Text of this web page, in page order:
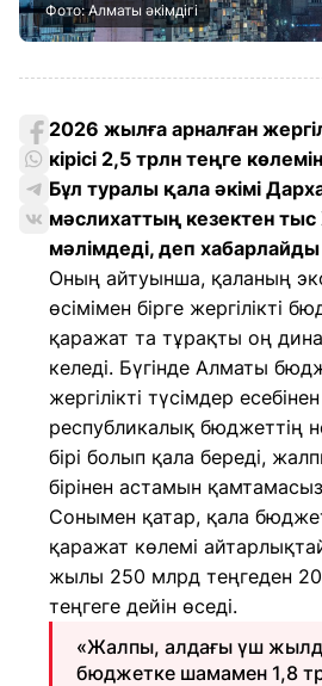
Фото: Алматы әкімдігі
2026 жылға арналған
кірісі 2,5 трлн теңге
Бұл туралы қала әкімі
мәслихаттың кезектен тыс
мәлімдеді, деп хабарлайды
Оның айтуынша, қаланың
өсімімен бірге жергілікті
қаражат та тұрақты оң
келеді. Бүгінде Алматы
жергілікті түсімдер
республикалық бюджеттің
бірі болып қала береді,
бірінен астамын
Сонымен қатар, қала
қаражат көлемі
жылы 250 млрд теңгеден
теңгеге дейін өседі.
«Жалпы, алдағы үш
бюджетке шамамен 1,8